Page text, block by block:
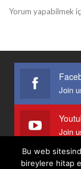
Yorum yapabilmek
Join
Bu web
bireylere hitap